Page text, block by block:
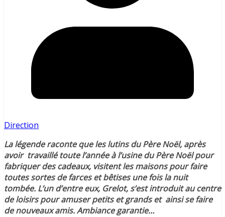
Direction
La légende raconte que les lutins du Père Noël, après
avoir travaillé toute l’année à l’usine du Père Noël pour
fabriquer des cadeaux, visitent les maisons pour faire
toutes sortes de farces et bêtises une fois la nuit
tombée. L’un d’entre eux, Grelot, s’est introduit au centre
de loisirs pour amuser petits et grands et ainsi se faire
de nouveaux amis. Ambiance garantie…